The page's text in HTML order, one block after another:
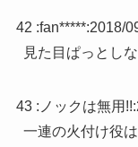
42 :fan*****:2018/
見た目ぱっとしな
43 : ノックは無用!!:
一連の火付け役